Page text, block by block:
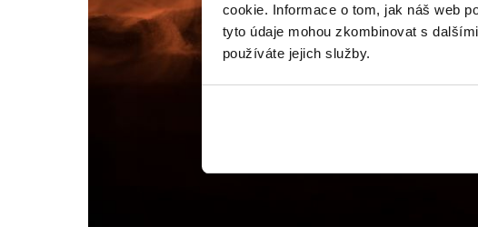
cookie. Informace o tom, jak náš web
tyto údaje mohou zkombinovat s
používáte jejich služby.